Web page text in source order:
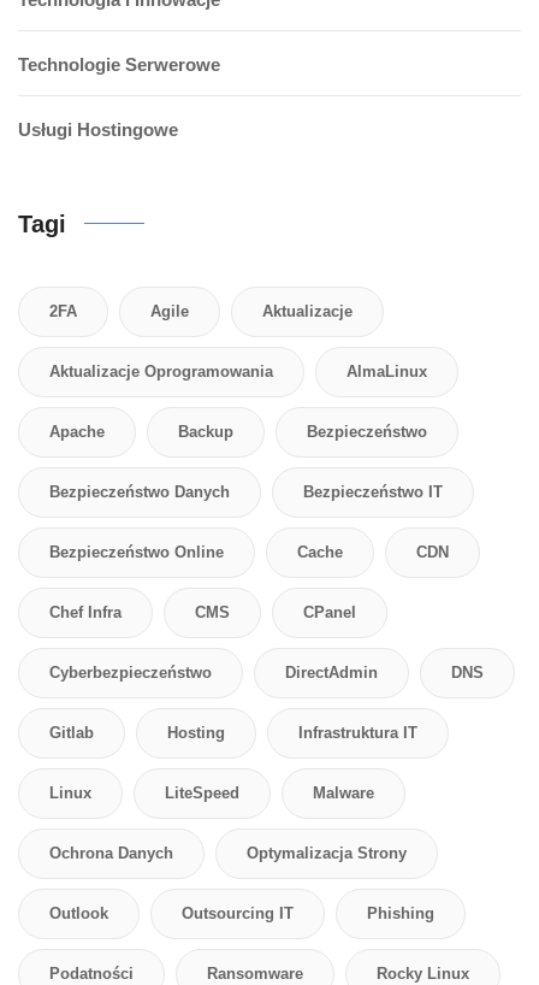
Technologie Serwerowe
Usługi Hostingowe
Tagi
2FA Agile Aktualizacje
Aktualizacje Oprogramowania AlmaLinux
Apache Backup Bezpieczeństwo
Bezpieczeństwo Danych Bezpieczeństwo IT
Bezpieczeństwo Online Cache CDN
Chef Infra CMS CPanel
Cyberbezpieczeństwo DirectAdmin DNS
Gitlab Hosting Infrastruktura IT
Linux LiteSpeed Malware
Ochrona Danych Optymalizacja Strony
Outlook Outsourcing IT Phishing
Podatności Ransomware Rocky Linux